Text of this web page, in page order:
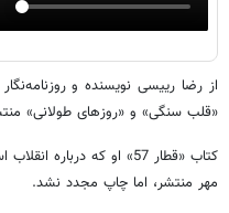
«قلب سنگی» و «روزهای طولانی»
کتاب «قطار 57» او که
مهر منتشر، اما چاپ مجدد نشد.